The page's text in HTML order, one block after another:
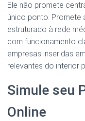
Ele não promete
único ponto. Promete
estruturado à rede
com funcionamento
empresas inseridas
relevantes do interior
Simule seu
Online